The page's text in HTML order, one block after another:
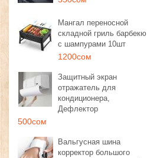
Мангал переносной
складной гриль барбекю
с шампурами 10шт
1200сом
Защитный экран
отражатель для
кондиционера,
Дефлектор
500сом
Вальгусная шина
корректор большого